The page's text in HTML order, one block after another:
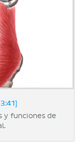
y funciones de